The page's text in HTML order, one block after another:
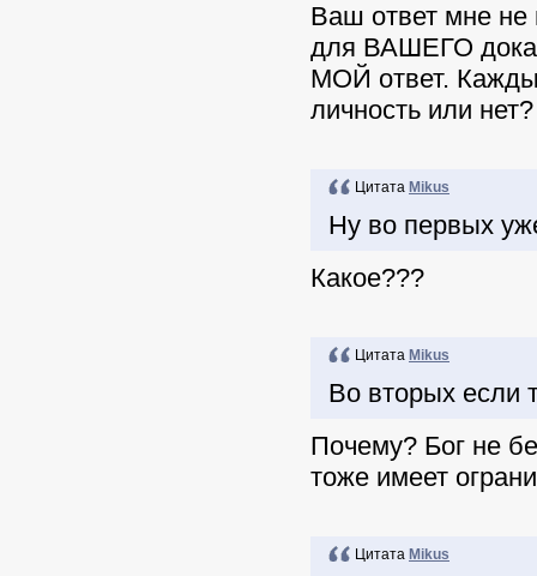
Ваш ответ мне не
для ВАШЕГО
МОЙ ответ.
личность или нет?
Цитата Mikus
Ну во первых
Какое???
Цитата Mikus
Во вторых если
Почему? Бог не
тоже имеет
Цитата Mikus